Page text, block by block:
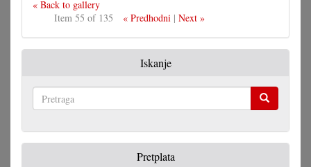
« Back to gallery
Item 55 of 135
« Predhodni| Next »
Iskanje
Pretplata